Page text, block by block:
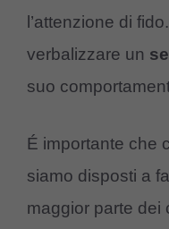
l’attenzione di
verbalizzare un
suo
É importante che
siamo disposti a
maggior parte dei